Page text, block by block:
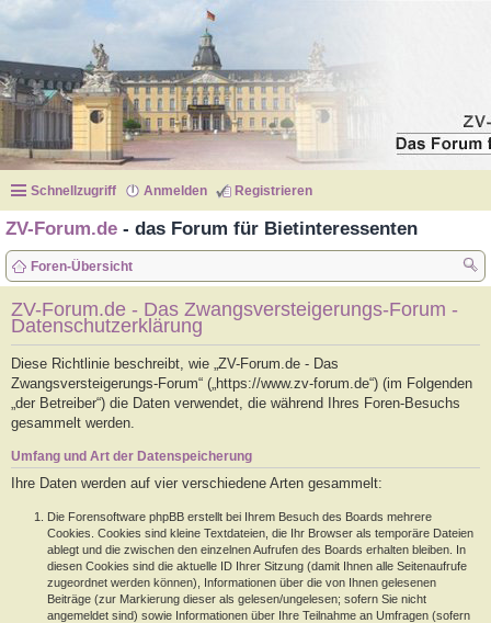
Schnellzugriff Anmelden Registrieren
ZV-Forum.de - das Forum für Bietinteressenten
Foren-Übersicht
ZV-Forum.de - Das Zwangsversteigerungs-Forum -
Datenschutzerklärung
Diese Richtlinie beschreibt, wie „ZV-Forum.de - Das
Zwangsversteigerungs-Forum“ („https://www.zv-forum.de“) (im Folgenden
„der Betreiber“) die Daten verwendet, die während Ihres Foren-Besuchs
gesammelt werden.
Umfang und Art der Datenspeicherung
Ihre Daten werden auf vier verschiedene Arten gesammelt:
Die Forensoftware phpBB erstellt bei Ihrem Besuch des Boards mehrere
Cookies. Cookies sind kleine Textdateien, die Ihr Browser als temporäre Dateien
ablegt und die zwischen den einzelnen Aufrufen des Boards erhalten bleiben. In
diesen Cookies sind die aktuelle ID Ihrer Sitzung (damit Ihnen alle Seitenaufrufe
zugeordnet werden können), Informationen über die von Ihnen gelesenen
Beiträge (zur Markierung dieser als gelesen/ungelesen; sofern Sie nicht
angemeldet sind) sowie Informationen über Ihre Teilnahme an Umfragen (sofern